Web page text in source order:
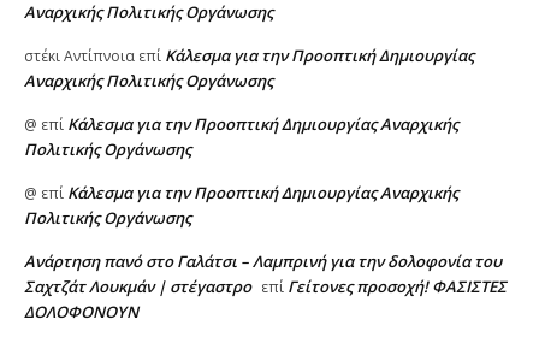
Αναρχικής Πολιτικής Οργάνωσης
στέκι Αντίπνοια επί Κάλεσμα για την Προοπτική Δημιουργίας
Αναρχικής Πολιτικής Οργάνωσης
@ επί Κάλεσμα για την Προοπτική Δημιουργίας Αναρχικής
Πολιτικής Οργάνωσης
@ επί Κάλεσμα για την Προοπτική Δημιουργίας Αναρχικής
Πολιτικής Οργάνωσης
Ανάρτηση πανό στο Γαλάτσι – Λαμπρινή για την δολοφονία του
Σαχτζάτ Λουκμάν | στέγαστρο επί Γείτονες προσοχή! ΦΑΣΙΣΤΕΣ
ΔΟΛΟΦΟΝΟΥΝ